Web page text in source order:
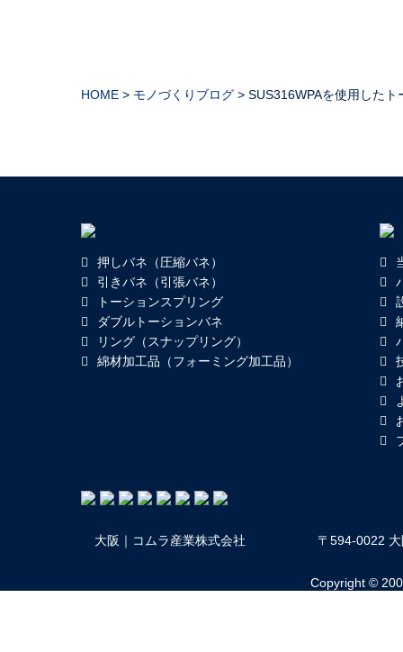
HOME > モノづくりブログ > SUS316WPAを使用した
押しバネ（圧縮バネ）
引きバネ（引張バネ）
トーションスプリング
ダブルトーションバネ
リング（スナップリング）
綿材加工品（フォーミング加工品）
大阪｜コムラ産業株式会社 〒594-0022
Copyright ©